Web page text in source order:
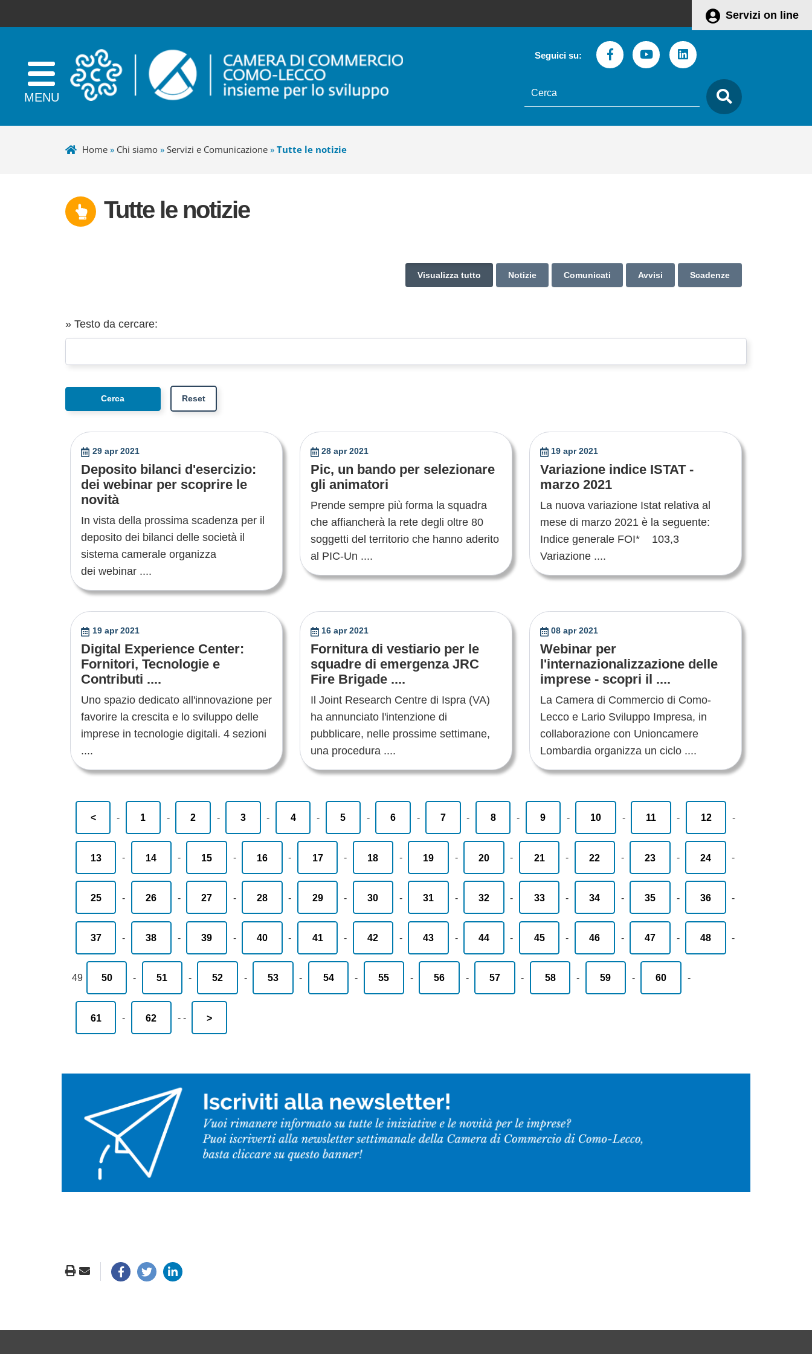
Servizi on line
Seguici su: FacebookYoutubeLinkedin
testo
da
cercare
Home» Chi siamo» Servizi e Comunicazione» Tutte le notizie
Tutte le notizie
Visualizza tutto Notizie Comunicati Avvisi Scadenze
» Testo da cercare:
29 apr 2021
Deposito bilanci d'esercizio:
dei webinar per scoprire le
novità
In vista della prossima scadenza per il
deposito dei bilanci delle società il
sistema camerale organizza
dei webinar ....
28 apr 2021
Pic, un bando per selezionare
gli animatori
Prende sempre più forma la squadra
che affiancherà la rete degli oltre 80
soggetti del territorio che hanno aderito
al PIC-Un ....
19 apr 2021
Variazione indice ISTAT -
marzo 2021
La nuova variazione Istat relativa al
mese di marzo 2021 è la seguente:
Indice generale FOI* 103,3
Variazione ....
19 apr 2021
Digital Experience Center:
Fornitori, Tecnologie e
Contributi ....
Uno spazio dedicato all'innovazione per
favorire la crescita e lo sviluppo delle
imprese in tecnologie digitali. 4 sezioni
....
16 apr 2021
Fornitura di vestiario per le
squadre di emergenza JRC
Fire Brigade ....
Il Joint Research Centre di Ispra (VA)
ha annunciato l'intenzione di
pubblicare, nelle prossime settimane,
una procedura ....
08 apr 2021
Webinar per
l'internazionalizzazione delle
imprese - scopri il ....
La Camera di Commercio di Como-
Lecco e Lario Sviluppo Impresa, in
collaborazione con Unioncamere
Lombardia organizza un ciclo ....
< - 1 - 2 - 3 - 4 - 5 - 6 - 7 - 8 - 9 - 10 - 11 - 12 -
13 - 14 - 15 - 16 - 17 - 18 - 19 - 20 - 21 - 22 - 23 - 24 -
25 - 26 - 27 - 28 - 29 - 30 - 31 - 32 - 33 - 34 - 35 - 36 -
37 - 38 - 39 - 40 - 41 - 42 - 43 - 44 - 45 - 46 - 47 - 48 -
49 50 - 51 - 52 - 53 - 54 - 55 - 56 - 57 - 58 - 59 - 60 -
61 - 62 - - >